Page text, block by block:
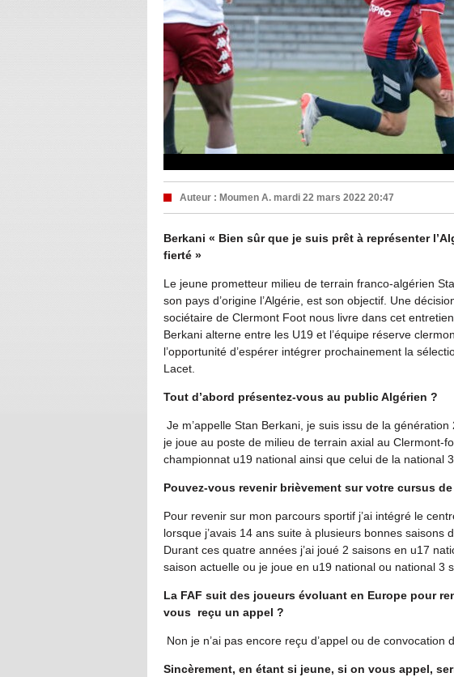
Auteur : Moumen A. mardi 22 mars 2022 20:47
Berkani « Bien sûr que je suis prêt à représenter
fierté »
Le jeune prometteur milieu de terrain franco-algérien
son pays d’origine l’Algérie, est son objectif. Une
sociétaire de Clermont Foot nous livre dans cet
Berkani alterne entre les U19 et l’équipe réserve
l’opportunité d’espérer intégrer prochainement la
Lacet.
Tout d’abord présentez-vous au public Algérien ?
Je m’appelle Stan Berkani, je suis issu de la
je joue au poste de milieu de terrain axial au Clermont-
championnat u19 national ainsi que celui de la national 3
Pouvez-vous revenir brièvement sur votre cursus
Pour revenir sur mon parcours sportif j’ai intégré le
lorsque j’avais 14 ans suite à plusieurs bonnes saisons
Durant ces quatre années j’ai joué 2 saisons en u17
saison actuelle ou je joue en u19 national ou national 3
La FAF suit des joueurs évoluant en Europe pour
vous reçu un appel ?
Non je n’ai pas encore reçu d’appel ou de
Sincèrement, en étant si jeune, si on vous appel,